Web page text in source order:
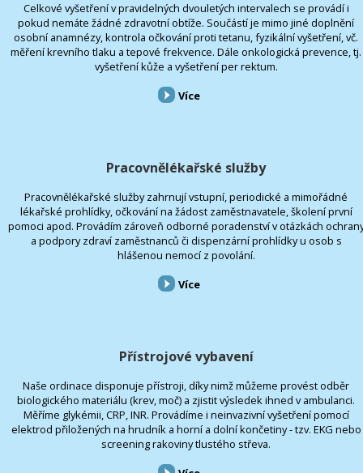
Celkové vyšetření v pravidelných dvouletých intervalech se provádí i
pokud nemáte žádné zdravotní obtíže. Součástí je mimo jiné doplnění
osobní anamnézy, kontrola očkování proti tetanu, fyzikální vyšetření, vč.
měření krevního tlaku a tepové frekvence. Dále onkologická prevence, tj.
vyšetření kůže a vyšetření per rektum.
Více
Pracovnělékařské služby
Pracovnělékařské služby zahrnují vstupní, periodické a mimořádné
lékařské prohlídky, očkování na žádost zaměstnavatele, školení první
pomoci apod. Provádím zároveň odborné poradenství v otázkách
a podpory zdraví zaměstnanců či dispenzární prohlídky u osob s
hlášenou nemocí z povolání.
Více
Přístrojové vybavení
Naše ordinace disponuje přístroji, díky nimž můžeme provést odběr
biologického materiálu (krev, moč) a zjistit výsledek ihned v ambulanci.
Měříme glykémii, CRP, INR. Provádíme i neinvazivní vyšetření pomocí
elektrod přiložených na hrudník a horní a dolní končetiny - tzv. EKG nebo
screening rakoviny tlustého střeva.